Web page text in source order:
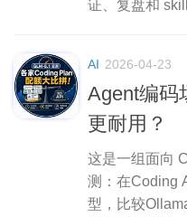
证、复盘和
AI 2026-04-23
Agent编码
更耐用？
这是一组面向
测：在Coding
型，比较